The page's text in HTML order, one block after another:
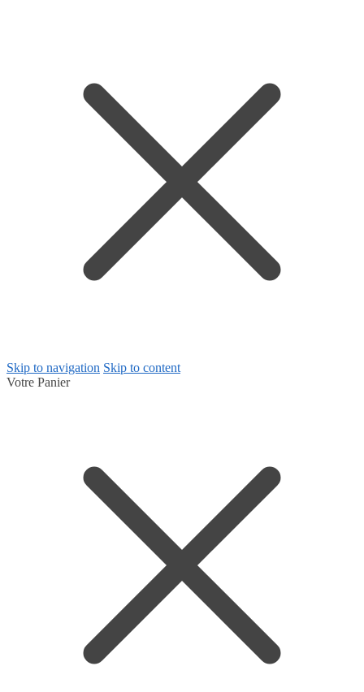
Skip to navigation Skip to content
Votre Panier